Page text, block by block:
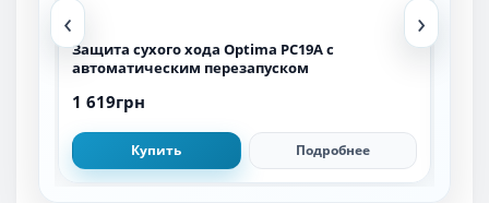
‹
Защита сухого хода Optima PC19A c
автоматическим перезапуском
1 619грн
Купить Подробнее
›